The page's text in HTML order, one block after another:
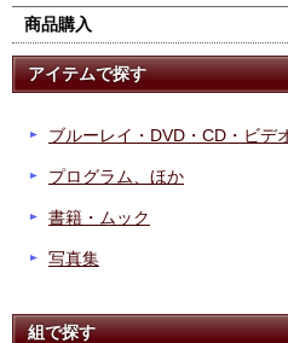
商品購入
アイテムで探す
ブルーレイ・DVD・CD・ビデ
プログラム、ほか
書籍・ムック
写真集
組で探す